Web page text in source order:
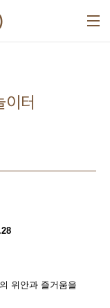
터
위안과 즐거움을